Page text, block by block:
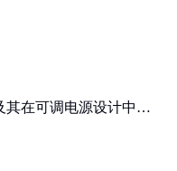
其在可调电源设计中的